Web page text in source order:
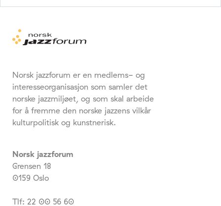
Norsk jazzforum er en medlems- og
interesseorganisasjon som samler det
norske jazzmiljøet, og som skal arbeide
for å fremme den norske jazzens vilkår
kulturpolitisk og kunstnerisk.
Norsk jazzforum
Grensen 18
0159 Oslo
Tlf: 22 00 56 60